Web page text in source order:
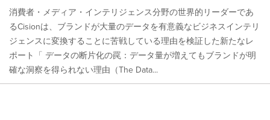
消費者・メディア・インテリジェンス分野の世界的リーダーであ
るCisionは、ブランドが大量のデータを有意義なビジネスインテリ
ジェンスに変換することに苦戦している理由を検証した新たなレ
ポート「 データの断片化の罠：データ量が増えてもブランドが明
確な洞察を得られない理由（The Data...